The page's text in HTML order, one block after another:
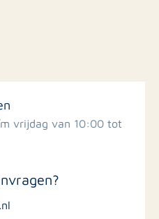
vrijdag van 10:00 tot